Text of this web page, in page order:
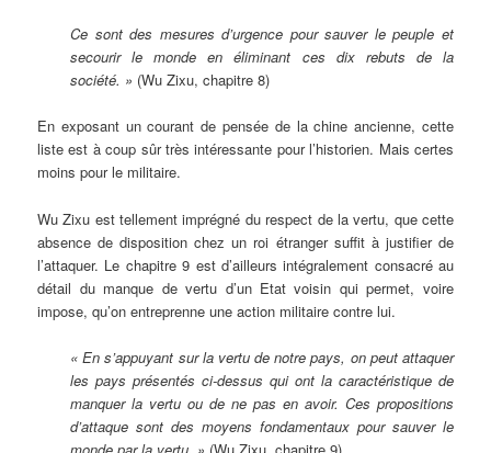
Ce sont des mesures d’urgence pour sauver le peuple et
secourir le monde en éliminant ces dix rebuts de la
société. » (Wu Zixu, chapitre 8)
En exposant un courant de pensée de la chine ancienne, cette
liste est à coup sûr très intéressante pour l’historien. Mais certes
moins pour le militaire.
Wu Zixu est tellement imprégné du respect de la vertu, que cette
absence de disposition chez un roi étranger suffit à justifier de
l’attaquer. Le chapitre 9 est d’ailleurs intégralement consacré au
détail du manque de vertu d’un Etat voisin qui permet, voire
impose, qu’on entreprenne une action militaire contre lui.
« En s’appuyant sur la vertu de notre pays, on peut attaquer
les pays présentés ci-dessus qui ont la caractéristique de
manquer la vertu ou de ne pas en avoir. Ces propositions
d’attaque sont des moyens fondamentaux pour sauver le